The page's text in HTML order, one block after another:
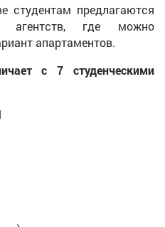
студентам предлагаются
агентств, где можно
апартаментов.
с 7 студенческими